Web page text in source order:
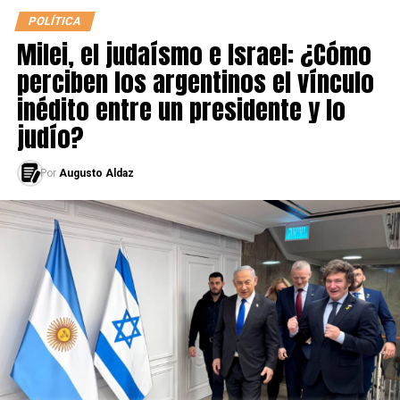
POLÍTICA
Milei, el judaísmo e Israel: ¿Cómo
perciben los argentinos el vínculo
inédito entre un presidente y lo
judío?
Por Augusto Aldaz